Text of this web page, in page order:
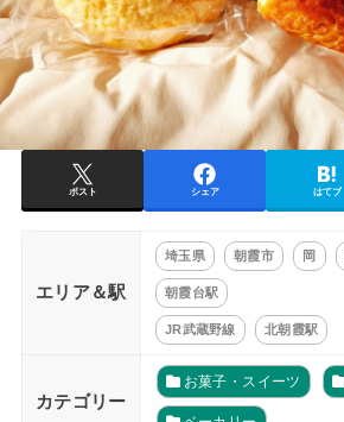
ポスト シェア はてブ
エリア＆駅
埼玉県 朝霞市 岡
朝霞台駅
JR武蔵野線 北朝霞駅
カテゴリー
お菓子・スイーツ